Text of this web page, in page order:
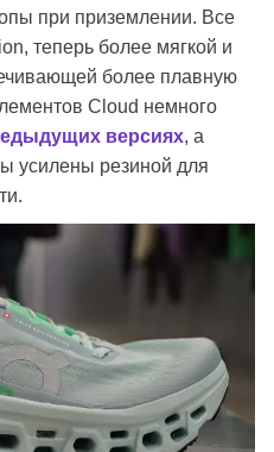
при приземлении. Все
, теперь более мягкой и
более плавную
Cloud немного
версиях, а
усилены резиной для